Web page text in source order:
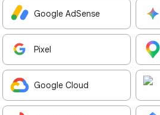
Google AdSense
Pixel
Google Cloud